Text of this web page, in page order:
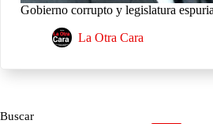
Gobierno corrupto y legislatura espuria
La Otra Cara
Buscar